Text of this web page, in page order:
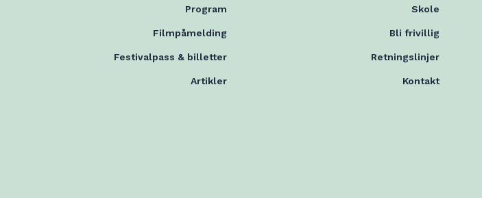
Program
Filmpåmelding
Festivalpass & billetter
Artikler
Skole
Bli frivillig
Retningslinjer
Kontakt